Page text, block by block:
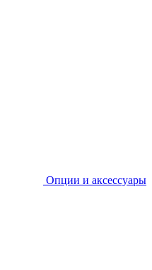
Опции и аксессуары